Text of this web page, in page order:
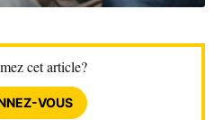
cet article?
VOUS